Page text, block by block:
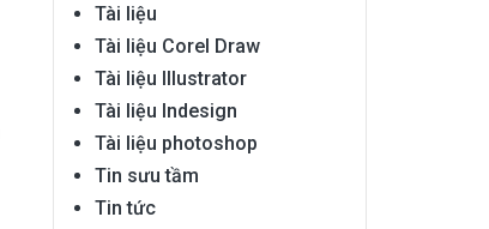
Tài liệu
Tài liệu Corel Draw
Tài liệu Illustrator
Tài liệu Indesign
Tài liệu photoshop
Tin sưu tầm
Tin tức